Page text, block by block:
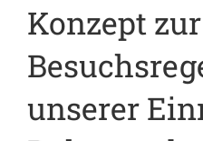
Konzept zur
unserer